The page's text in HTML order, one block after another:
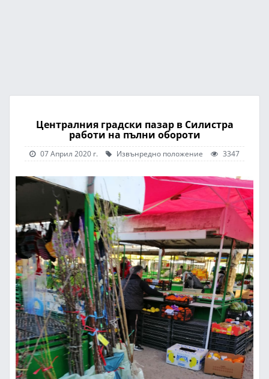
Централния градски пазар в Силистра
работи на пълни обороти
07 Април 2020 г. Извънредно положение 3347